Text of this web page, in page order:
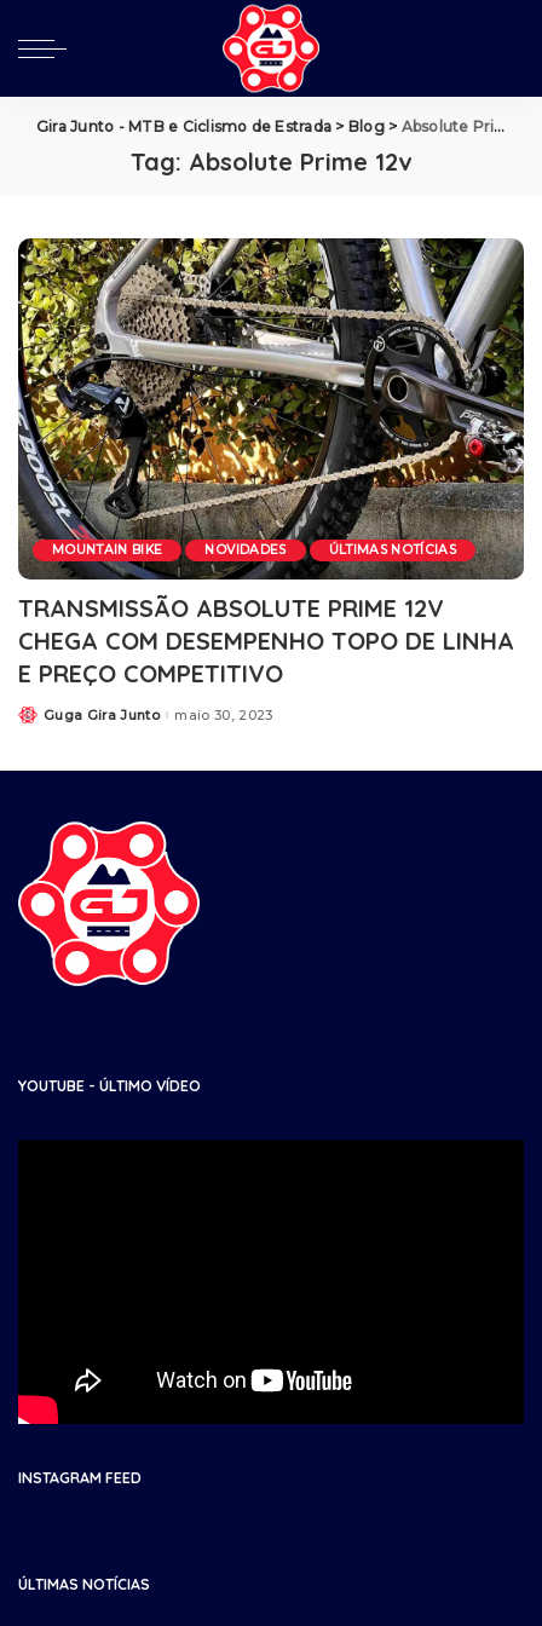
Gira Junto - MTB e Ciclismo de Estrada > Blog> Absolute Prime 12v
Tag: Absolute Prime 12v
MOUNTAIN BIKE NOVIDADES ÚLTIMAS NOTÍCIAS
TRANSMISSÃO ABSOLUTE PRIME 12V
CHEGA COM DESEMPENHO TOPO DE LINHA
E PREÇO COMPETITIVO
Guga Gira Junto maio 30, 2023
YOUTUBE - ÚLTIMO VÍDEO
INSTAGRAM FEED
ÚLTIMAS NOTÍCIAS